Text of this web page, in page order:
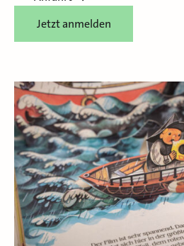
Jetzt anmelden